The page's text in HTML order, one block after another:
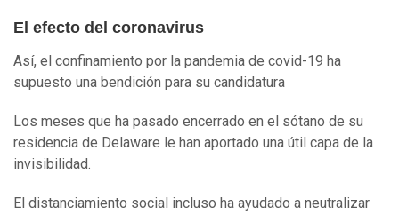
El efecto del coronavirus
Así, el confinamiento por la pandemia de covid-19 ha
supuesto una bendición para su candidatura
Los meses que ha pasado encerrado en el sótano de su
residencia de Delaware le han aportado una útil capa de la
invisibilidad.
El distanciamiento social incluso ha ayudado a neutralizar